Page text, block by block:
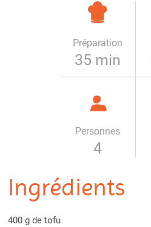
Préparation
35 min
Personnes
4
Ingrédients
400 g de tofu